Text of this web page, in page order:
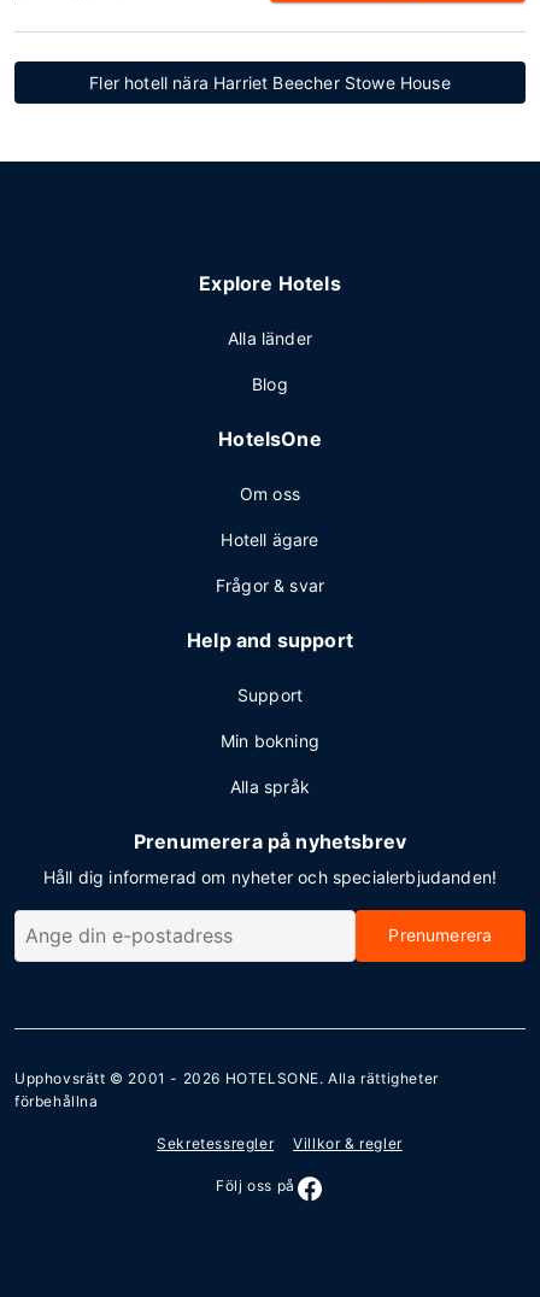
Fler hotell nära Harriet Beecher Stowe House
Explore Hotels
Alla länder
Blog
HotelsOne
Om oss
Hotell ägare
Frågor & svar
Help and support
Support
Min bokning
Alla språk
Prenumerera på nyhetsbrev
Håll dig informerad om nyheter och specialerbjudanden!
Prenumerera
Upphovsrätt © 2001 - 2026 HOTELSONE. Alla rättigheter
förbehållna
Sekretessregler Villkor & regler
Följ oss på